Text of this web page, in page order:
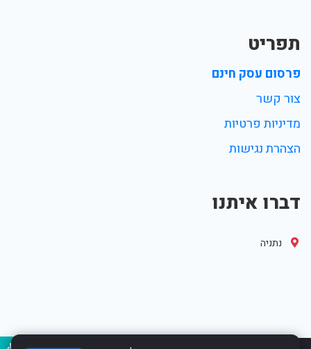
תפריט
פרסום עסק חינם
צור קשר
מדיניות פרטיות
הצהרת נגישות
דברו איתנו
נתניה